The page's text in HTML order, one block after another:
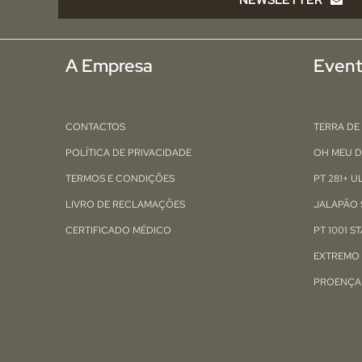
A Empresa
CONTACTOS
POLÍTICA DE PRIVACIDADE
TERMOS E CONDIÇÕES
LIVRO DE RECLAMAÇÕES
CERTIFICADO MÉDICO
TERRA
OH MEU
PT 281+
JALAPÃO
PT 1001